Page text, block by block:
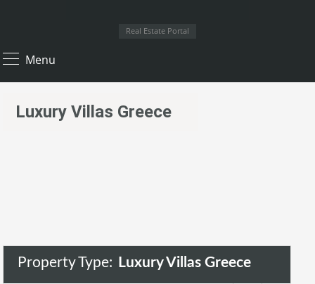
Real Estate Portal
Menu
Luxury Villas Greece
Property Type: Luxury Villas Greece